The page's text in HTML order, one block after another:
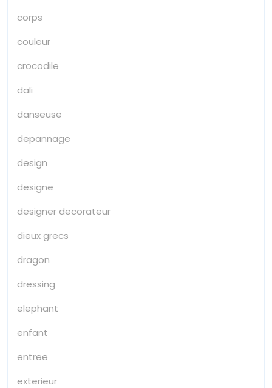
corps
couleur
crocodile
dali
danseuse
depannage
design
designe
designer decorateur
dieux grecs
dragon
dressing
elephant
enfant
entree
exterieur